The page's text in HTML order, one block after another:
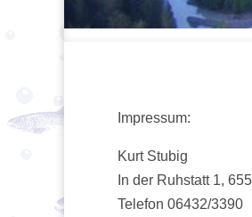
Impressum:
Kurt Stubig
In der Ruhstatt 1,
Telefon 06432/3390